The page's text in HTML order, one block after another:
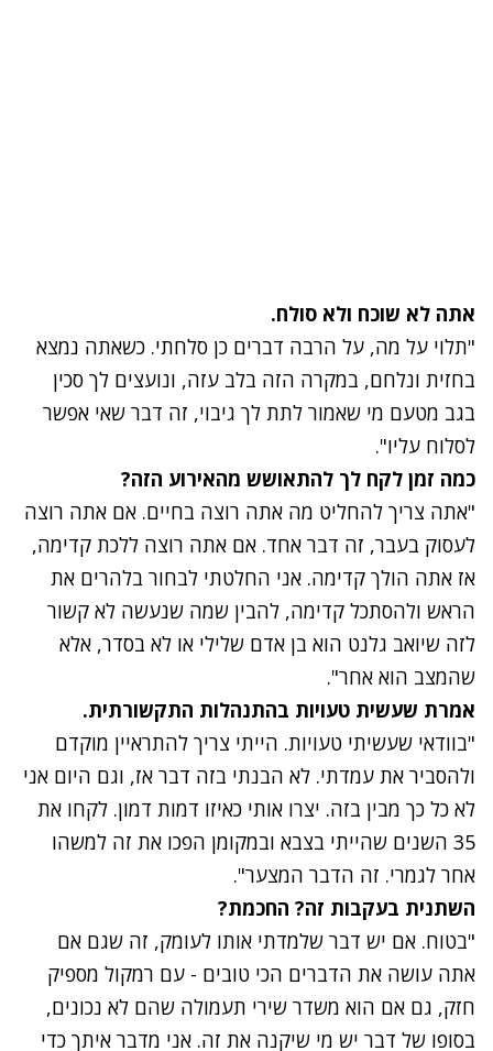
אתה לא שוכח ולא סולח.
"תלוי על מה, על הרבה דברים כן סלחתי. כשאתה נמצא
בחזית ונלחם, במקרה הזה בלב עזה, ונועצים לך סכין
בגב מטעם מי שאמור לתת לך גיבוי, זה דבר שאי אפשר
לסלוח עליו".
כמה זמן לקח לך להתאושש מהאירוע הזה?
"אתה צריך להחליט מה אתה רוצה בחיים. אם אתה רוצה
לעסוק בעבר, זה דבר אחד. אם אתה רוצה ללכת קדימה,
אז אתה הולך קדימה. אני החלטתי לבחור בלהרים את
הראש ולהסתכל קדימה, להבין שמה שנעשה לא קשור
לזה שיואב גלנט הוא בן אדם שלילי או לא בסדר, אלא
שהמצב הוא אחר".
אמרת שעשית טעויות בהתנהלות התקשורתית.
"בוודאי שעשיתי טעויות. הייתי צריך להתראיין מוקדם
ולהסביר את עמדתי. לא הבנתי בזה דבר אז, וגם היום אני
לא כל כך מבין בזה. יצרו אותי כאיזו דמות דמון. לקחו את
35 השנים שהייתי בצבא ובמקומן הפכו את זה למשהו
אחר לגמרי. זה הדבר המצער".
השתנית בעקבות זה? החכמת?
"בטוח. אם יש דבר שלמדתי אותו לעומק, זה שגם אם
אתה עושה את הדברים הכי טובים - עם רמקול מספיק
חזק, גם אם הוא משדר שירי תעמולה שהם לא נכונים,
בסופו של דבר יש מי שיקנה את זה. אני מדבר איתך כדי